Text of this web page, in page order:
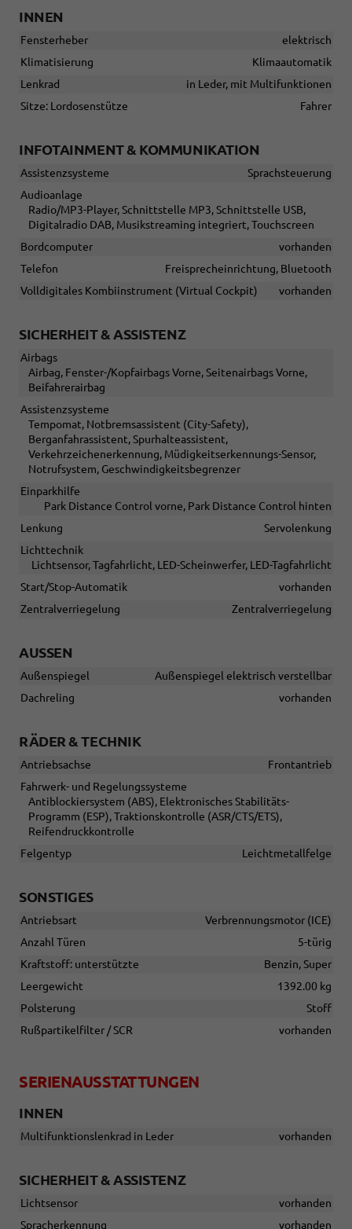
INNEN
Fensterheber
elektrisch
Klimatisierung
Klimaautomatik
Lenkrad
in Leder, mit Multifunktionen
Sitze: Lordosenstütze
Fahrer
INFOTAINMENT & KOMMUNIKATION
Assistenzsysteme
Sprachsteuerung
Audioanlage
Radio/MP3-Player, Schnittstelle MP3, Schnittstelle USB,
Digitalradio DAB, Musikstreaming integriert, Touchscreen
Bordcomputer
vorhanden
Telefon
Freisprecheinrichtung, Bluetooth
Volldigitales Kombiinstrument (Virtual Cockpit)
vorhanden
SICHERHEIT & ASSISTENZ
Airbags
Airbag, Fenster-/Kopfairbags Vorne, Seitenairbags Vorne,
Beifahrerairbag
Assistenzsysteme
Tempomat, Notbremsassistent (City-Safety),
Berganfahrassistent, Spurhalteassistent,
Verkehrzeichenerkennung, Müdigkeitserkennungs-Sensor,
Notrufsystem, Geschwindigkeitsbegrenzer
Einparkhilfe
Park Distance Control vorne, Park Distance Control hinten
Lenkung
Servolenkung
Lichttechnik
Lichtsensor, Tagfahrlicht, LED-Scheinwerfer, LED-Tagfahrlicht
Start/Stop-Automatik
vorhanden
Zentralverriegelung
Zentralverriegelung
AUSSEN
Außenspiegel
Außenspiegel elektrisch verstellbar
Dachreling
vorhanden
RÄDER & TECHNIK
Antriebsachse
Frontantrieb
Fahrwerk- und Regelungssysteme
Antiblockiersystem (ABS), Elektronisches Stabilitäts-
Programm (ESP), Traktionskontrolle (ASR/CTS/ETS),
Reifendruckkontrolle
Felgentyp
Leichtmetallfelge
SONSTIGES
Antriebsart
Verbrennungsmotor (ICE)
Anzahl Türen
5-türig
Kraftstoff: unterstützte
Benzin, Super
Leergewicht
1392.00 kg
Polsterung
Stoff
Rußpartikelfilter / SCR
vorhanden
SERIENAUSSTATTUNGEN
INNEN
Multifunktionslenkrad in Leder vorhanden
SICHERHEIT & ASSISTENZ
Lichtsensor
vorhanden
Spracherkennung
vorhanden